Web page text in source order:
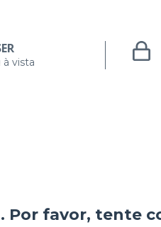
vista
Por favor, tente